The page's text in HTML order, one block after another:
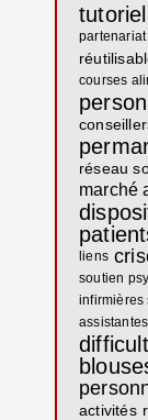
tutoriel
partenariat
courses
réseau
marché
liens
soutien
infirmières
activités